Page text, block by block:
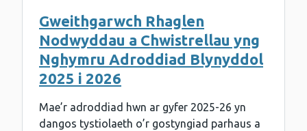
Gweithgarwch Rhaglen
Nodwyddau a Chwistrellau yng
Nghymru Adroddiad Blynyddol
2025 i 2026
Mae’r adroddiad hwn ar gyfer 2025-26 yn
dangos tystiolaeth o’r gostyngiad parhaus a